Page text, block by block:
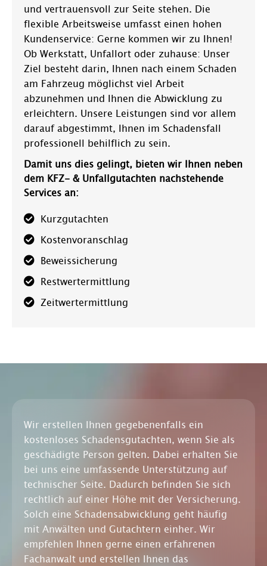
und vertrauensvoll zur Seite stehen. Die
flexible Arbeitsweise umfasst einen hohen
Kundenservice: Gerne kommen wir zu Ihnen!
Ob Werkstatt, Unfallort oder zuhause: Unser
Ziel besteht darin, Ihnen nach einem Schaden
am Fahrzeug möglichst viel Arbeit
abzunehmen und Ihnen die Abwicklung zu
erleichtern. Unsere Leistungen sind vor allem
darauf abgestimmt, Ihnen im Schadensfall
professionell behilflich zu sein.
Damit uns dies gelingt, bieten wir Ihnen neben
dem KFZ- & Unfallgutachten nachstehende
Services an:
Kurzgutachten
Kostenvoranschlag
Beweissicherung
Restwertermittlung
Zeitwertermittlung
Wir erstellen Ihnen gegebenenfalls ein
kostenloses Schadensgutachten, wenn Sie als
geschädigte Person gelten. Dabei erhalten Sie
bei uns eine umfassende Unterstützung auf
technischer Seite. Dadurch befinden Sie sich
rechtlich auf einer Höhe mit der Versicherung.
Solch eine Schadensabwicklung geht häufig
mit Anwälten und Gutachtern einher. Wir
empfehlen Ihnen gerne einen erfahrenen
Fachanwalt und erstellen Ihnen das